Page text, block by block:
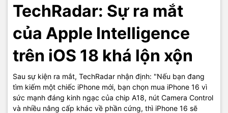
TechRadar: Sự ra mắt
của Apple Intelligence
trên iOS 18 khá lộn xộn
Sau sự kiện ra mắt, TechRadar nhận định: "Nếu bạn đang
tìm kiếm một chiếc iPhone mới, bạn chọn mua iPhone 16 vì
sức mạnh đáng kinh ngạc của chip A18, nút Camera Control
và nhiều nâng cấp khác về phần cứng, thì iPhone 16 sẽ